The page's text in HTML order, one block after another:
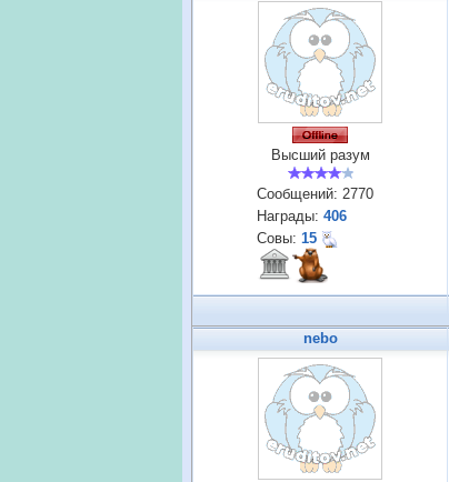
Высший разум
Сообщений: 2770
Награды: 406
Совы: 15
nebo